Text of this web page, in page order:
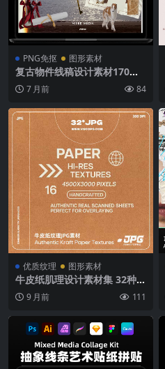
PNG免抠 图形素材
复古物件线稿设计素材170余
款PNG JPG 300DPI纹理背景3
0款拼贴艺术套件Vintage Obj
ects & Line Art
7 月前 84
优质纹理 图形素材
牛皮纸肌理设计素材集 32种JP
G格式纸质纹理背景资源包Au
thentic Kraft Paper Texture
s
9 月前 111